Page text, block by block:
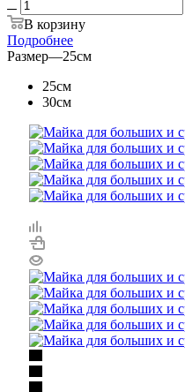
В корзину
Подробнее
Размер—25см
25см
30см